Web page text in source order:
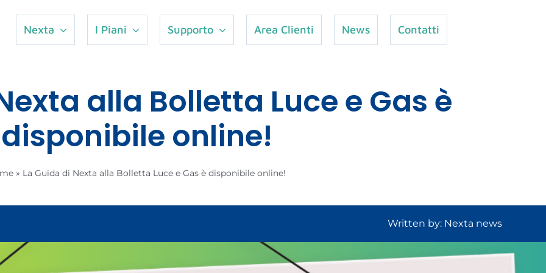
Nexta I Piani Supporto Area Clienti News Contatti
alla Bolletta Luce e Gas è
disponibile online!
» La Guida di Nexta alla Bolletta Luce e Gas è disponibile online!
Written by: Nexta news